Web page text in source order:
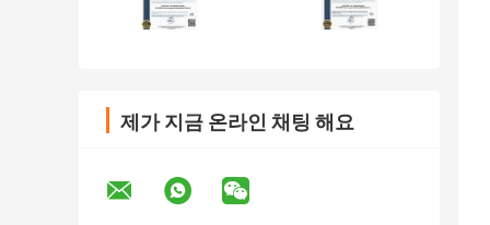
제가 지금 온라인 채팅 해요